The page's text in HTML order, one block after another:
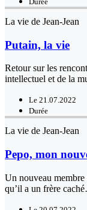
La vie de Jean-Jean
Putain, la vie
Retour sur les
intellectuel et de la
Le 21.07.2022
Durée
La vie de Jean-Jean
Pepo, mon
Un nouveau membre
qu’il a un frère